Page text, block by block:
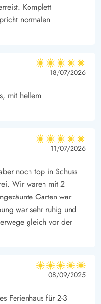
schlendert den Strand
die es hier gibt.
in Nørre Nebel erledigen,
Komplett
normalen
5 von 5
5 von 5
5 out of 5
18/07/2026
mit hellem
5 von 5
5 von 5
5 out of 5
11/07/2026
noch top in Schuss
Wir waren mit 2
Garten war
war sehr ruhig und
gleich vor der
5 von 5
5 von 5
5 out of 5
08/09/2025
Ferienhaus für 2-3